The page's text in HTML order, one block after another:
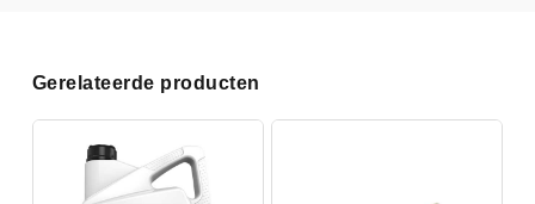
Gerelateerde producten